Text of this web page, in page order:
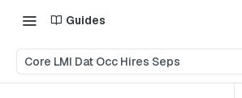
Guides
Core LMI Dat Occ Hires Seps